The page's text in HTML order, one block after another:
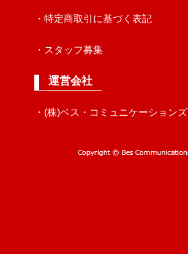
・特定商取引に基づく表記
・スタッフ募集
運営会社
・(株)ベス・コミュニケーションズ